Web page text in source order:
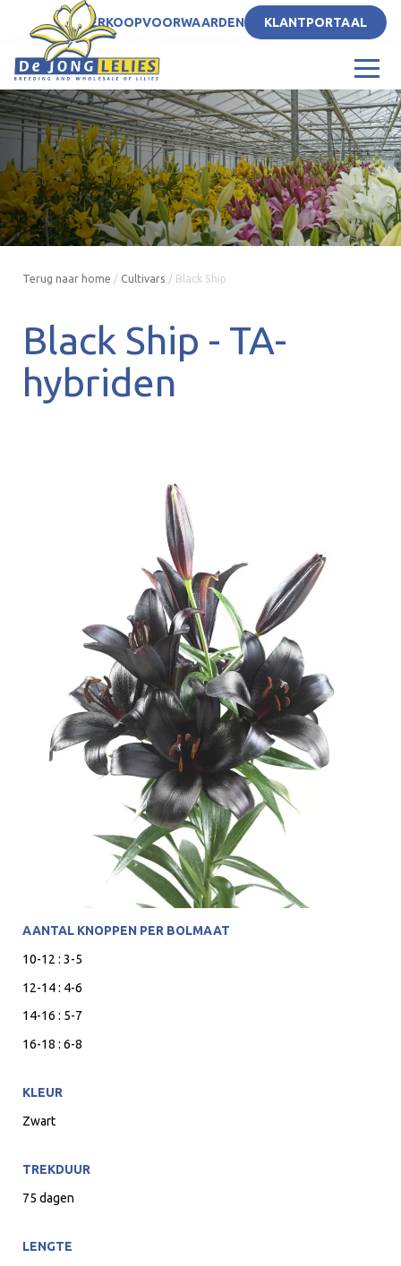
NLVERKOOPVOORWAARDEN KLANTPORTAAL
Terug naar home / Cultivars / Black Ship
Black Ship - TA-
hybriden
AANTAL KNOPPEN PER BOLMAAT
10-12 : 3-5
12-14 : 4-6
14-16 : 5-7
16-18 : 6-8
KLEUR
Zwart
TREKDUUR
75 dagen
LENGTE